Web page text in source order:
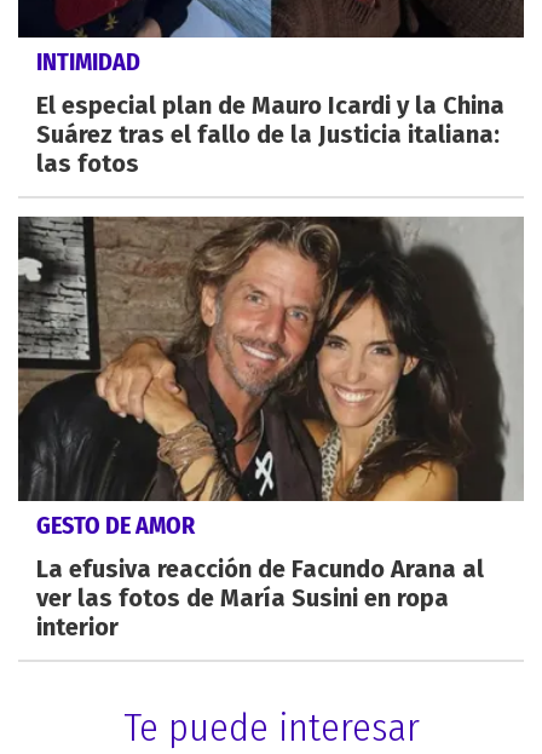
INTIMIDAD
El especial plan de Mauro Icardi y la China
Suárez tras el fallo de la Justicia italiana:
las fotos
GESTO DE AMOR
La efusiva reacción de Facundo Arana al
ver las fotos de María Susini en ropa
interior
Te puede interesar